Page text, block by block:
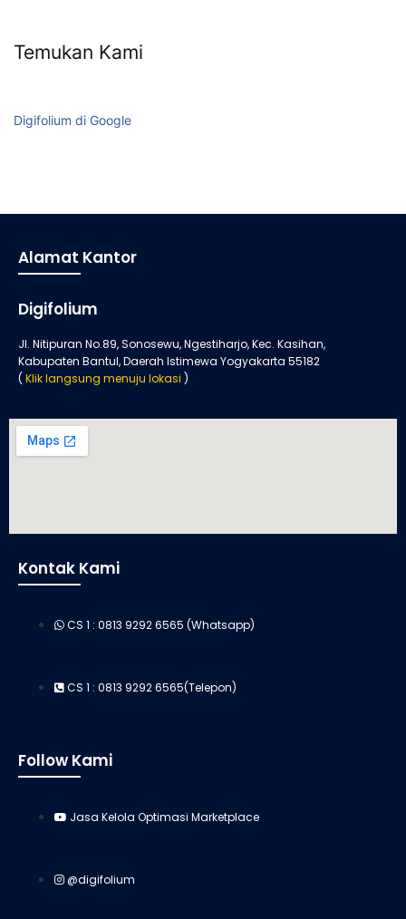
Temukan Kami
Digifolium di Google
Alamat Kantor
Digifolium
Jl. Nitipuran No.89, Sonosewu, Ngestiharjo, Kec. Kasihan,
Kabupaten Bantul, Daerah Istimewa Yogyakarta 55182
( Klik langsung menuju lokasi )
Kontak Kami
CS 1 : 0813 9292 6565 (Whatsapp)
CS 1 : 0813 9292 6565(Telepon)
Follow Kami
Jasa Kelola Optimasi Marketplace
@digifolium